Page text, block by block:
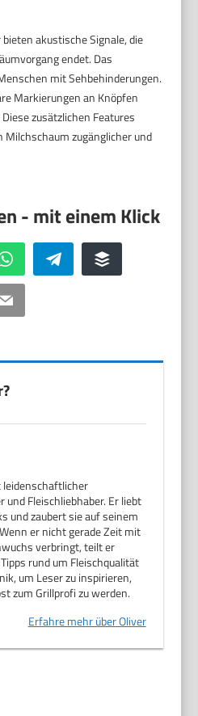
akustische Signale, die
endet. Das
mit Sehbehinderungen.
Markierungen an Knöpfen
zusätzlichen Features
Milchschaum zugänglicher und
WhatsApp Telegram Buffer
Email
leidenschaftlicher
und Fleischliebhaber. Er liebt
und zaubert sie auf seinem
er nicht gerade Zeit mit
verbringt, teilt er
rund um Fleischqualität
um Leser zu inspirieren,
zum Grillprofi zu werden.
Erfahre mehr über Oliver